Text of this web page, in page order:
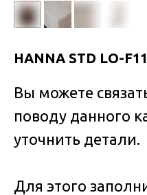
HANNA STD LO-
Вы можете
поводу данного
уточнить детали.
Для этого